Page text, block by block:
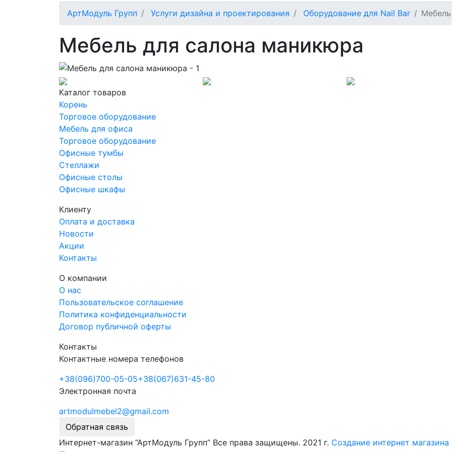
АртМодуль Групп Услуги дизайна и проектирования Оборудование для Nail Bar
Мебель для салона маникюра
Каталог товаров
Корень
Торговое оборудование
Мебель для офиса
Торговое оборудование
Офисные тумбы
Стеллажи
Офисные столы
Офисные шкафы
Клиенту
Оплата и доставка
Новости
Акции
Контакты
О компании
О нас
Пользовательское соглашение
Политика конфиденциальности
Договор публичной оферты
Контакты
Контактные номера телефонов
+38(096)700-05-05+38(067)631-45-80
Электронная почта
artmodulmebel2@gmail.com
Обратная связь
Интернет-магазин “АртМодуль Групп” Все права защищены. 2021 г. Создание интернет магазина